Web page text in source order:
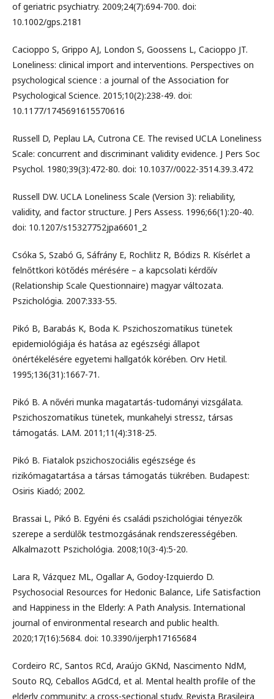
of geriatric psychiatry. 2009;24(7):694-700. doi:
10.1002/gps.2181
Cacioppo S, Grippo AJ, London S, Goossens L, Cacioppo JT.
Loneliness: clinical import and interventions. Perspectives on
psychological science : a journal of the Association for
Psychological Science. 2015;10(2):238-49. doi:
10.1177/1745691615570616
Russell D, Peplau LA, Cutrona CE. The revised UCLA Loneliness
Scale: concurrent and discriminant validity evidence. J Pers Soc
Psychol. 1980;39(3):472-80. doi: 10.1037//0022-3514.39.3.472
Russell DW. UCLA Loneliness Scale (Version 3): reliability,
validity, and factor structure. J Pers Assess. 1996;66(1):20-40.
doi: 10.1207/s15327752jpa6601_2
Csóka S, Szabó G, Sáfrány E, Rochlitz R, Bódizs R. Kísérlet a
felnőttkori kötődés mérésére – a kapcsolati kérdőív
(Relationship Scale Questionnaire) magyar változata.
Pszichológia. 2007:333-55.
Pikó B, Barabás K, Boda K. Pszichoszomatikus tünetek
epidemiológiája és hatása az egészségi állapot
önértékelésére egyetemi hallgatók körében. Orv Hetil.
1995;136(31):1667-71.
Pikó B. A nővéri munka magatartás-tudományi vizsgálata.
Pszichoszomatikus tünetek, munkahelyi stressz, társas
támogatás. LAM. 2011;11(4):318-25.
Pikó B. Fiatalok pszichoszociális egészsége és
rizikómagatartása a társas támogatás tükrében. Budapest:
Osiris Kiadó; 2002.
Brassai L, Pikó B. Egyéni és családi pszichológiai tényezők
szerepe a serdülők testmozgásának rendszerességében.
Alkalmazott Pszichológia. 2008;10(3-4):5-20.
Lara R, Vázquez ML, Ogallar A, Godoy-Izquierdo D.
Psychosocial Resources for Hedonic Balance, Life Satisfaction
and Happiness in the Elderly: A Path Analysis. International
journal of environmental research and public health.
2020;17(16):5684. doi: 10.3390/ijerph17165684
Cordeiro RC, Santos RCd, Araújo GKNd, Nascimento NdM,
Souto RQ, Ceballos AGdCd, et al. Mental health profile of the
elderly community: a cross-sectional study. Revista Brasileira